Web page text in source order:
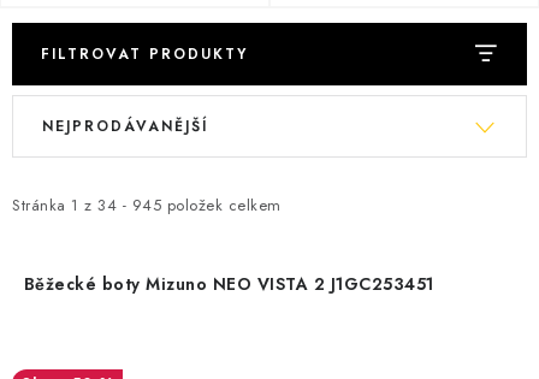
VÝŽIVA
SPORTY
MEGA SLEVY
NOVINKY
NOVINKY MIZUNO
FILTROVAT PRODUKTY
V
i
p
Stránka 1 z 34 - 945 položek celkem
Ř
e
NEJPRODÁVANĚJŠÍ
Běžecké boty Mizuno NEO VISTA 2 J1GC253451